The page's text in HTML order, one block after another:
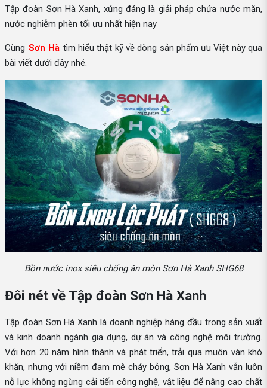
Tập đoàn Sơn Hà Xanh, xứng đáng là giải pháp chứa nước mặn,
nước nghiễm phèn tối ưu nhất hiện nay
Cùng Sơn Hà tìm hiểu thật kỹ về dòng sản phẩm ưu Việt này qua
bài viết dưới đây nhé.
Bồn nước inox siêu chống ăn mòn Sơn Hà Xanh SHG68
Đôi nét về Tập đoàn Sơn Hà Xanh
Tập đoàn Sơn Hà Xanh là doanh nghiệp hàng đầu trong sản xuất
và kinh doanh ngành gia dụng, dự án và công nghệ môi trường.
Với hơn 20 năm hình thành và phát triển, trải qua muôn vàn khó
khăn, nhưng với niềm đam mê cháy bỏng, Sơn Hà Xanh vẫn luôn
nỗ lực không ngừng cải tiến công nghệ, vật liệu để nâng cao chất